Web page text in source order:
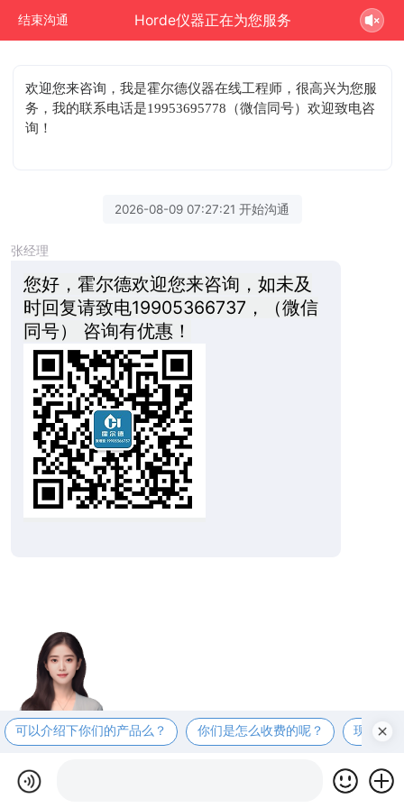
结束沟通 Horde仪器正在为您服务
欢迎您来咨询 ，我是霍尔德仪器在线工程师，很高兴为您服
务，我的联系电话是19953695778（微信同号）欢迎致电咨
询！
2026-08-09 07:27:21 开始沟通
张经理
您好，霍尔德欢迎您来咨询，如未及
时回复请致电19905366737，（微信
同号） 咨询有优惠！
可以介绍下你们的产品么？ 你们是怎么收费的呢？ 现在有